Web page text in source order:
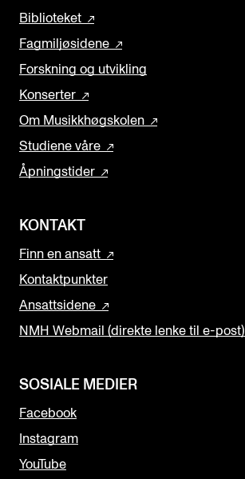
Biblioteket
Fagmiljøsidene
Forskning og utvikling
Konserter
Om Musikkhøgskolen
Studiene våre
Åpningstider
KONTAKT
Finn en ansatt
Kontaktpunkter
Ansattsidene
NMH Webmail (direkte lenke til e-post)
SOSIALE MEDIER
Facebook
Instagram
YouTube